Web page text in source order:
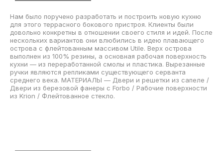
Нам было поручено разработать и построить новую кухню
для этого террасного бокового пристроя. Клиенты были
довольно конкретны в отношении своего стиля и идей. После
нескольких вариантов они влюбились в идею плавающего
острова с флейтованным массивом Utile. Верх острова
выполнен из 100% резины, а основная рабочая поверхность
кухни — из переработанной смолы и пластика. Вырезанные
ручки являются репликами существующего серванта
среднего века. МАТЕРИАЛЫ — Двери и решетки из сапеле /
Двери из березовой фанеры с Forbo / Рабочие поверхности
из Krion / Флейтованное стекло.